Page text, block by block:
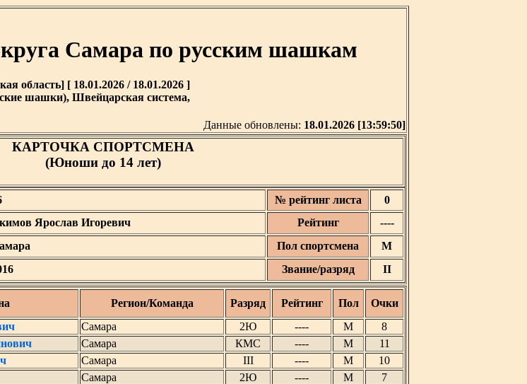
Самара по русским шашкам
область] [ 18.01.2026 / 18.01.2026 ]
шашки), Швейцарская система,
Данные обновлены: 18.01.2026 [13:59:50]
КАРТОЧКА СПОРТСМЕНА
(Юноши до 14 лет)
№ рейтинг листа
0
Ярослав Игоревич Рейтинг
----
Пол спортсмена
М
Звание/разряд II
Регион/Команда Разряд Рейтинг Пол
Очки
Самара 2Ю ---- М
8
Самара КМС ---- М
11
Самара III ---- М
10
Самара 2Ю ---- М
7